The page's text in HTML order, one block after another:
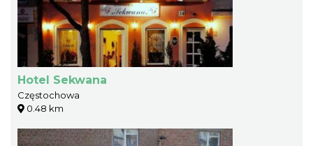
Hotel Sekwana
Częstochowa
0.48 km